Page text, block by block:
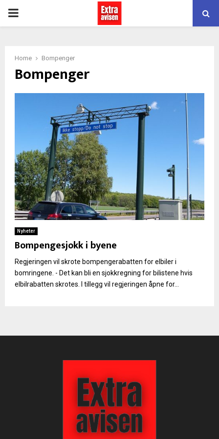
PRIMARY
Home Bompenger
Bompenger
Nyheter
Bompengesjokk i byene
Regjeringen vil skrote bompengerabatten for elbiler i
bomringene. - Det kan bli en sjokkregning for bilistene hvis
elbilrabatten skrotes. I tillegg vil regjeringen åpne for...